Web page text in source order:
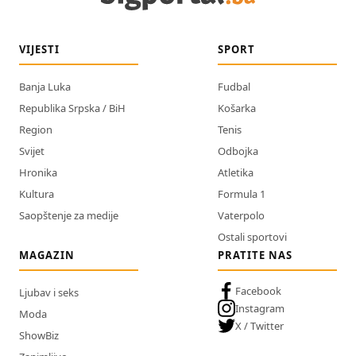
VIJESTI
Banja Luka
Republika Srpska / BiH
Region
Svijet
Hronika
Kultura
Saopštenje za medije
SPORT
Fudbal
Košarka
Tenis
Odbojka
Atletika
Formula 1
Vaterpolo
Ostali sportovi
MAGAZIN
Ljubav i seks
Moda
ShowBiz
PRATITE NAS
Facebook
Instagram
X / Twitter